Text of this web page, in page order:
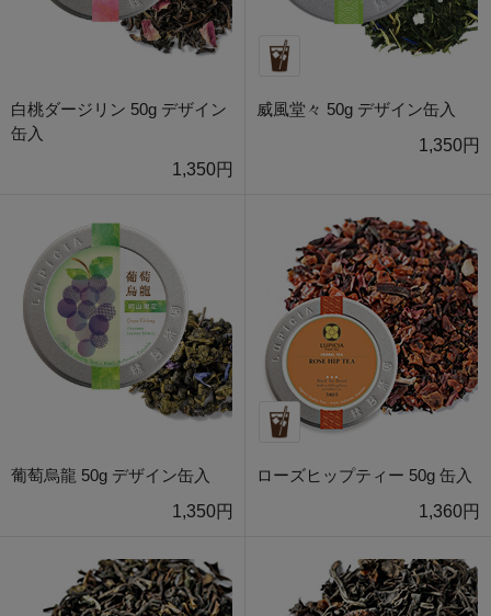
白桃ダージリン 50g デザイン
缶入
1,350円
威風堂々 50g デザイン缶入
1,350円
葡萄烏龍 50g デザイン缶入
1,350円
ローズヒップティー 50g 缶入
1,360円